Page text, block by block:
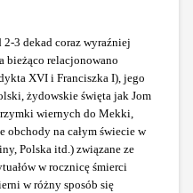
3 dekad coraz wyraźniej
bieżąco relacjonowano
XVI i Franciszka I), jego
żydowskie święta jak Jom
wiernych do Mekki,
obchody na całym świecie w
Polska itd.) związane ze
w rocznicę śmierci
w różny sposób się